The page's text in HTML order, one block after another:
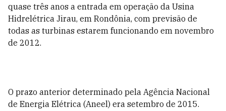
quase três anos a entrada em operação da Usina
Hidrelétrica Jirau, em Rondônia, com previsão de
todas as turbinas estarem funcionando em novembro
de 2012.
O prazo anterior determinado pela Agência Nacional
de Energia Elétrica (Aneel) era setembro de 2015.